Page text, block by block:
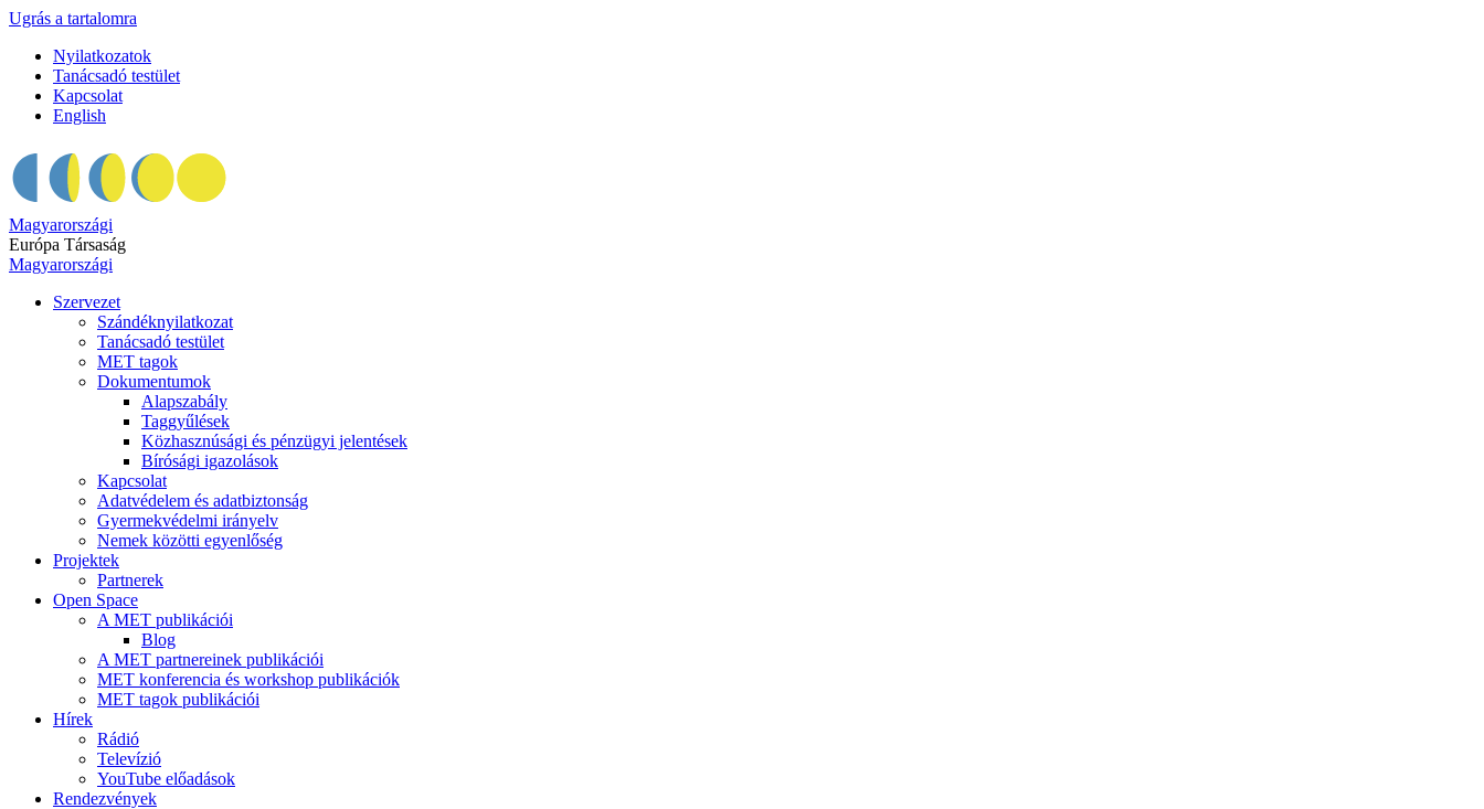
Ugrás a tartalomra
Nyilatkozatok
Tanácsadó testület
Kapcsolat
English
Magyarországi
Európa Társaság
Magyarországi
Szervezet
Szándéknyilatkozat
Tanácsadó testület
MET tagok
Dokumentumok
Alapszabály
Taggyűlések
Közhasznúsági és pénzügyi jelentések
Bírósági igazolások
Kapcsolat
Adatvédelem és adatbiztonság
Gyermekvédelmi irányelv
Nemek közötti egyenlőség
Projektek
Partnerek
Open Space
A MET publikációi
Blog
A MET partnereinek publikációi
MET konferencia és workshop publikációk
MET tagok publikációi
Hírek
Rádió
Televízió
YouTube előadások
Rendezvények